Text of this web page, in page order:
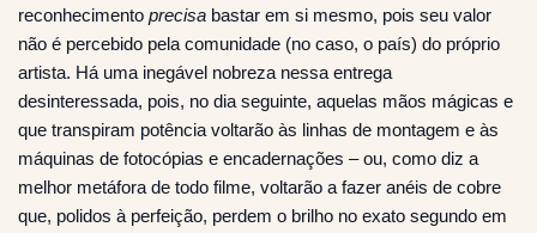
reconhecimento precisa bastar em si mesmo, pois seu valor
não é percebido pela comunidade (no caso, o país) do próprio
artista. Há uma inegável nobreza nessa entrega
desinteressada, pois, no dia seguinte, aquelas mãos mágicas e
que transpiram potência voltarão às linhas de montagem e às
máquinas de fotocópias e encadernações – ou, como diz a
melhor metáfora de todo filme, voltarão a fazer anéis de cobre
que, polidos à perfeição, perdem o brilho no exato segundo em